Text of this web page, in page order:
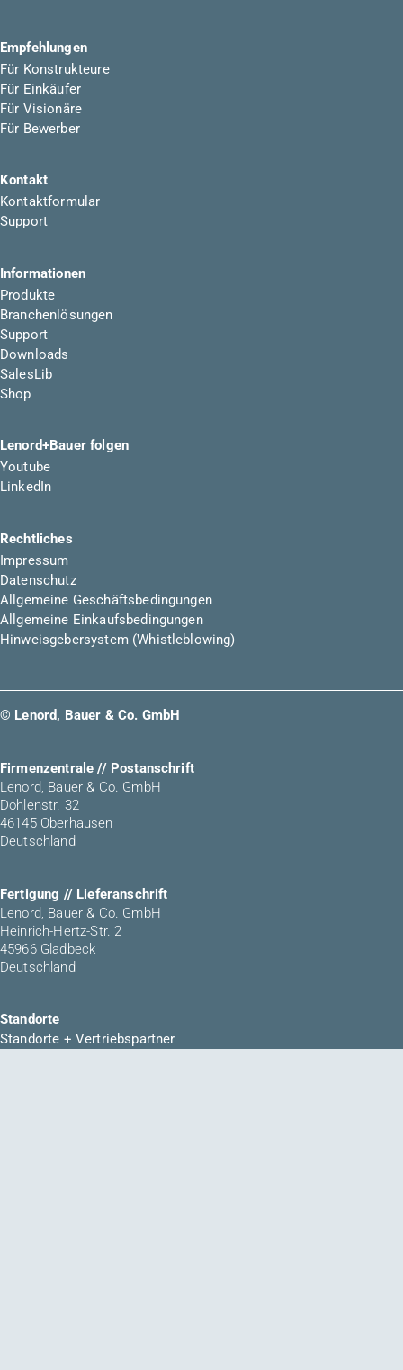
Empfehlungen
Für Konstrukteure
Für Einkäufer
Für Visionäre
Für Bewerber
Kontakt
Kontaktformular
Support
Informationen
Produkte
Branchenlösungen
Support
Downloads
SalesLib
Shop
Lenord+Bauer folgen
Youtube
LinkedIn
Rechtliches
Impressum
Datenschutz
Allgemeine Geschäftsbedingungen
Allgemeine Einkaufsbedingungen
Hinweisgebersystem (Whistleblowing)
© Lenord, Bauer & Co. GmbH
Firmenzentrale // Postanschrift
Lenord, Bauer & Co. GmbH
Dohlenstr. 32
46145 Oberhausen
Deutschland
Fertigung // Lieferanschrift
Lenord, Bauer & Co. GmbH
Heinrich-Hertz-Str. 2
45966 Gladbeck
Deutschland
Standorte
Standorte + Vertriebspartner